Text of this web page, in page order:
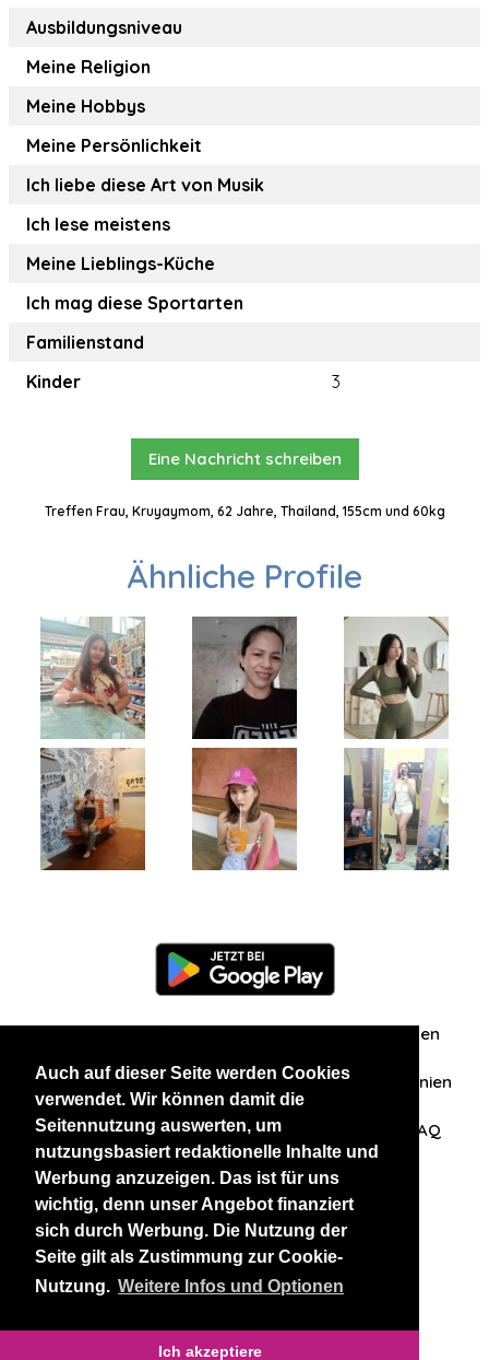
Auch auf dieser Seite werden Cookies
verwendet. Wir können damit die
Seitennutzung auswerten, um
nutzungsbasiert redaktionelle Inhalte und
Werbung anzuzeigen. Das ist für uns
wichtig, denn unser Angebot finanziert
sich durch Werbung. Die Nutzung der
Seite gilt als Zustimmung zur Cookie-
Nutzung. Weitere Infos und Optionen
Ich akzeptiere
Ausbildungsniveau
Meine Religion
Meine Hobbys
Meine Persönlichkeit
Ich liebe diese Art von Musik
Ich lese meistens
Meine Lieblings-Küche
Ich mag diese Sportarten
Familienstand
Kinder
3
Eine Nachricht schreiben
Treffen Frau, Kruyaymom, 62 Jahre, Thailand, 155cm und 60kg
Ähnliche Profile
Zuschriften/Erfahrungen
Datenschutzerklärung AGB Datenschutzrichtlinien
Nehmen Sie Kontakt mit uns auf FAQ
Unsere anderen Websites
BlackAndBeauties RussianKisses
Copyright 2026 thaidatevip